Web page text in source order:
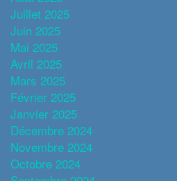
Juillet 2025
Juin 2025
Mai 2025
Avril 2025
Mars 2025
Février 2025
Janvier 2025
Décembre 2024
Novembre 2024
Octobre 2024